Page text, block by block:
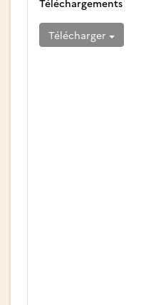
Téléchargements
Télécharger